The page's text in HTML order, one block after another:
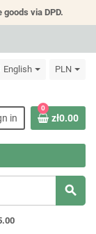
goods via DPD.
English PLN
search
in
0
zł0.00